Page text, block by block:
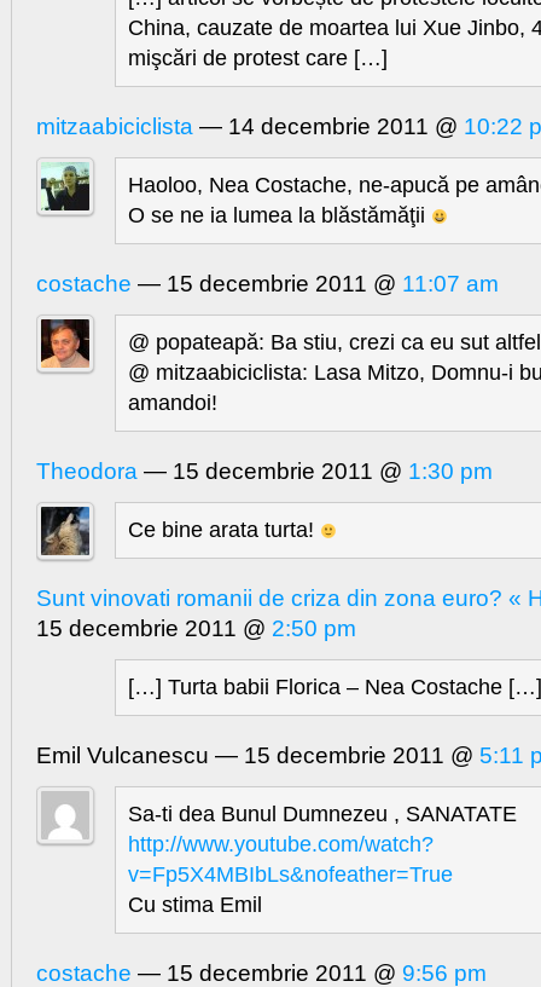
China, cauzate de moartea lui Xue Jinbo,
mişcări de protest care […]
mitzaabiciclista — 14 decembrie 2011 @ 10:22
Haoloo, Nea Costache, ne-apucă pe
O se ne ia lumea la blăstămăţii
costache — 15 decembrie 2011 @ 11:07 am
@ popateapă: Ba stiu, crezi ca eu sut
@ mitzaabiciclista: Lasa Mitzo, Domnu-i
amandoi!
Theodora — 15 decembrie 2011 @ 1:30 pm
Ce bine arata turta!
Sunt vinovati romanii de criza din zona euro? «
15 decembrie 2011 @ 2:50 pm
[…] Turta babii Florica – Nea Costache […]
Emil Vulcanescu — 15 decembrie 2011 @ 5:11
Sa-ti dea Bunul Dumnezeu , SANATATE
http://www.youtube.com/watch?
v=Fp5X4MBIbLs&nofeather=True
Cu stima Emil
costache — 15 decembrie 2011 @ 9:56 pm